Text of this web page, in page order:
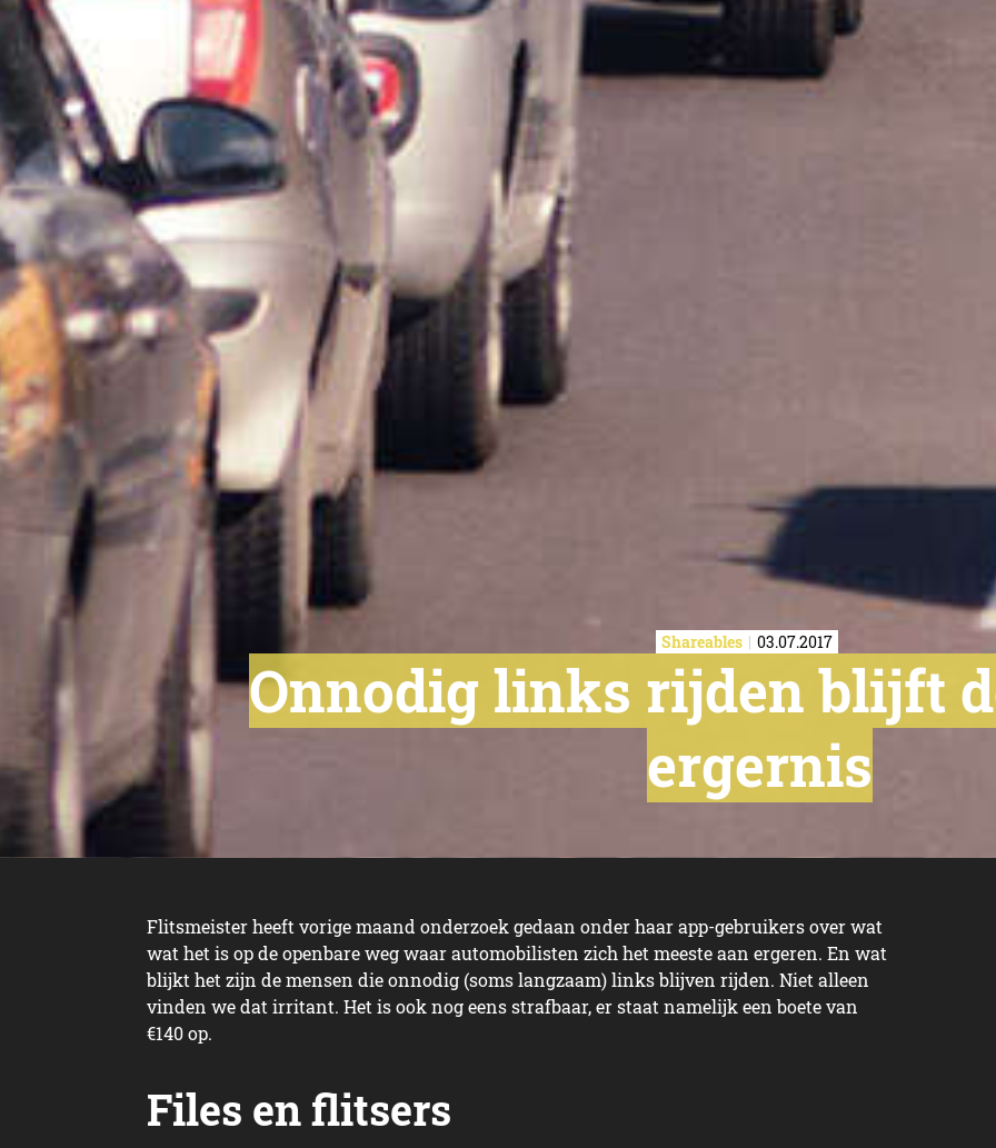
Shareables 03.07.2017
Onnodig links rijden blijft
ergernis
Flitsmeister heeft vorige maand onderzoek gedaan onder haar app-gebruikers over wat
wat het is op de openbare weg waar automobilisten zich het meeste aan ergeren. En wat
blijkt het zijn de mensen die onnodig (soms langzaam) links blijven rijden. Niet alleen
vinden we dat irritant. Het is ook nog eens strafbaar, er staat namelijk een boete van
€140 op.
Files en flitsers